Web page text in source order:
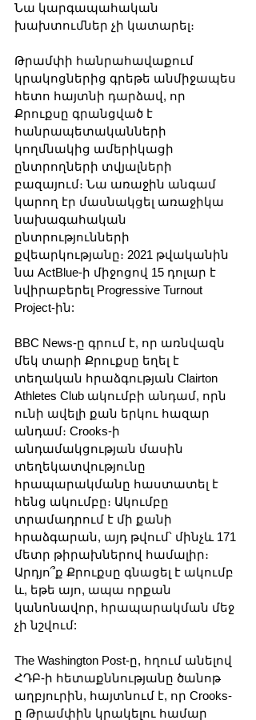
Նա կարգապահական
խախտումներ չի կատարել։
Թրամփի հանրահավաքում
կրակոցներից գրեթե անմիջապես
հետո հայտնի դարձավ, որ
Քրուքսը գրանցված է
հանրապետականների
կողմնակից ամերիկացի
ընտրողների տվյալների
բազայում։ Նա առաջին անգամ
կարող էր մասնակցել առաջիկա
նախագահական
ընտրությունների
քվեարկությանը։ 2021 թվականին
նա ActBlue-ի միջոցով 15 դոլար է
նվիրաբերել Progressive Turnout
Project-ին:
BBC News-ը գրում է, որ առնվազն
մեկ տարի Քրուքսը եղել է
տեղական հրաձգության Clairton
Athletes Club ակումբի անդամ, որն
ունի ավելի քան երկու հազար
անդամ։ Crooks-ի
անդամակցության մասին
տեղեկատվությունը
հրապարակմանը հաստատել է
հենց ակումբը։ Ակումբը
տրամադրում է մի քանի
հրաձգարան, այդ թվում՝ մինչև 171
մետր թիրախներով համալիր։
Արդյո՞ք Քրուքսը գնացել է ակումբ
և, եթե այո, ապա որքան
կանոնավոր, հրապարակման մեջ
չի նշվում:
The Washington Post-ը, հղում անելով
ՀԴԲ-ի հետաքննությանը ծանոթ
աղբյուրին, հայտնում է, որ Crooks-
ը Թրամփին կրակելու համար